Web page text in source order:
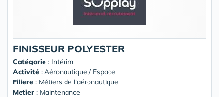
FINISSEUR POLYESTER
Catégorie : Intérim
Activité : Aéronautique / Espace
Filiere : Métiers de l'aéronautique
Metier : Maintenance